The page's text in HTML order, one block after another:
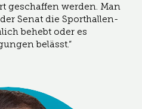
geschaffen werden. Man
Senat die Sporthallen-
behebt oder es
belässt.“